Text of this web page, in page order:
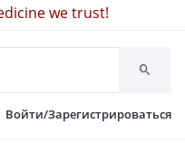
we trust!
Войти/Зарегистрироваться